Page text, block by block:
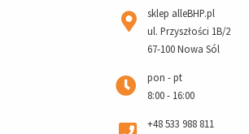
sklep alleBHP.pl
ul. Przyszłości 1B/2
67-100 Nowa Sól
pon - pt
8:00 - 16:00
+48 533 988 811